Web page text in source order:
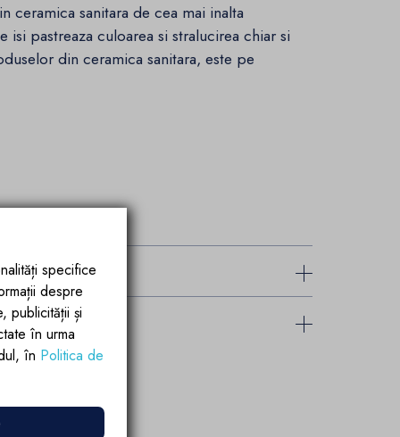
ceramica sanitara de cea mai inalta
isi pastreaza culoarea si stralucirea chiar si
din ceramica sanitara, este pe
specifice
despre
publicității și
în urma
în Politica de